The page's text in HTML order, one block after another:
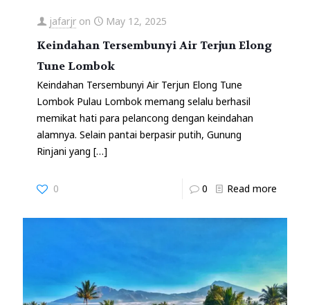
jafarjr on May 12, 2025
Keindahan Tersembunyi Air Terjun Elong
Tune Lombok
Keindahan Tersembunyi Air Terjun Elong Tune
Lombok Pulau Lombok memang selalu berhasil
memikat hati para pelancong dengan keindahan
alamnya. Selain pantai berpasir putih, Gunung
Rinjani yang […]
0 0 Read more